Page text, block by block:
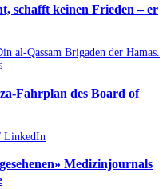
schafft keinen Frieden – er
Fahrplan des Board of
Medizinjournals